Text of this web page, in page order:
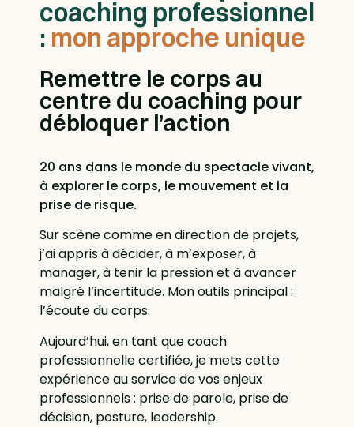
coaching professionnel
: mon approche unique
Remettre le corps au
centre du coaching pour
débloquer l’action
20 ans dans le monde du spectacle vivant,
à explorer le corps, le mouvement et la
prise de risque.
Sur scène comme en direction de projets,
j’ai appris à décider, à m’exposer, à
manager, à tenir la pression et à avancer
malgré l’incertitude. Mon outils principal :
l’écoute du corps.
Aujourd’hui, en tant que coach
professionnelle certifiée, je mets cette
expérience au service de vos enjeux
professionnels : prise de parole, prise de
décision, posture, leadership.